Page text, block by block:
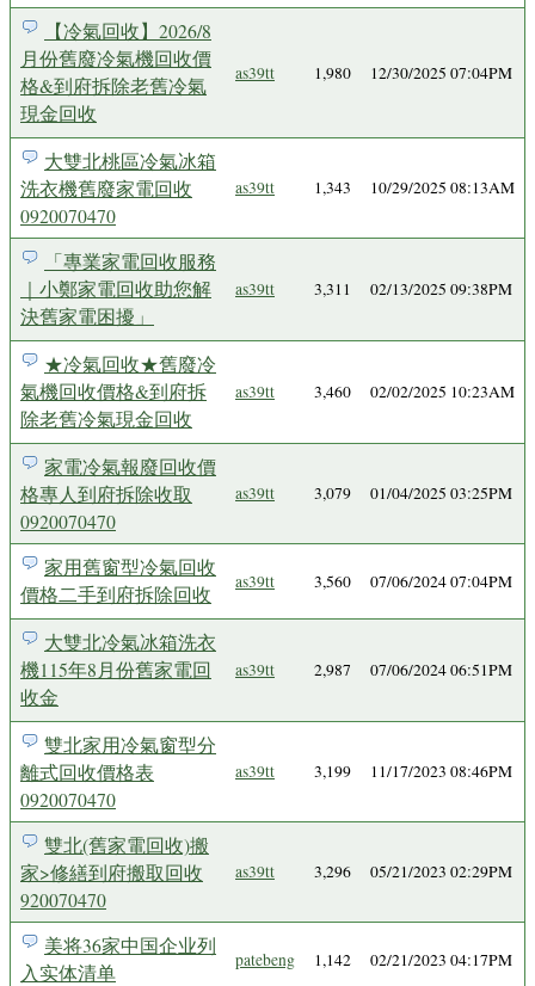
【冷氣回收】2026/8
月份舊廢冷氣機回收價
格&到府拆除老舊冷氣
現金回收
as39tt 1,980 12/30/2025 07:04PM
大雙北桃區冷氣冰箱
洗衣機舊廢家電回收
0920070470
as39tt 1,343 10/29/2025 08:13AM
「專業家電回收服務
｜小鄭家電回收助您解
決舊家電困擾」
as39tt 3,311 02/13/2025 09:38PM
★冷氣回收★舊廢冷
氣機回收價格&到府拆
除老舊冷氣現金回收
as39tt 3,460 02/02/2025 10:23AM
家電冷氣報廢回收價
格專人到府拆除收取
0920070470
as39tt 3,079 01/04/2025 03:25PM
家用舊窗型冷氣回收
價格二手到府拆除回收
as39tt 3,560 07/06/2024 07:04PM
大雙北冷氣冰箱洗衣
機115年8月份舊家電回
收金
as39tt 2,987 07/06/2024 06:51PM
雙北家用冷氣窗型分
離式回收價格表
0920070470
as39tt 3,199 11/17/2023 08:46PM
雙北(舊家電回收)搬
家>修繕到府搬取回收
920070470
as39tt 3,296 05/21/2023 02:29PM
美将36家中国企业列
入实体清单
patebeng 1,142 02/21/2023 04:17PM